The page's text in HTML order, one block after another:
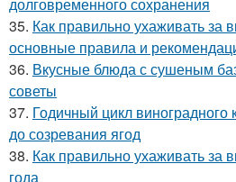
35. Как правильно ухаживать за
основные правила и
36. Вкусные блюда с сушеным
советы
37. Годичный цикл виноградного
до созревания ягод
38. Как правильно ухаживать за
года